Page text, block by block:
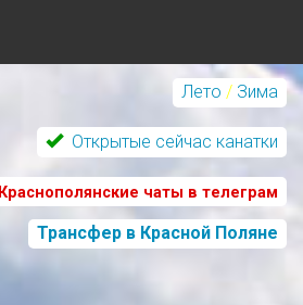
Лето / Зима
Открытые сейчас канатки
Краснополянские чаты в телеграм
Трансфер в Красной Поляне